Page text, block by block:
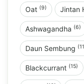
Oat (9) Jintan
Ashwagandha (6)
Daun Sembung
Blackcurrant (15)